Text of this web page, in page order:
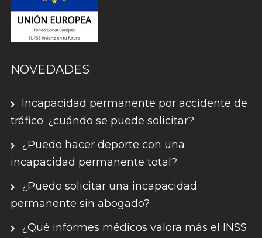
NOVEDADES
Incapacidad permanente por accidente de
tráfico: ¿cuándo se puede solicitar?
¿Puedo hacer deporte con una
incapacidad permanente total?
¿Puedo solicitar una incapacidad
permanente sin abogado?
¿Qué informes médicos valora más el INSS